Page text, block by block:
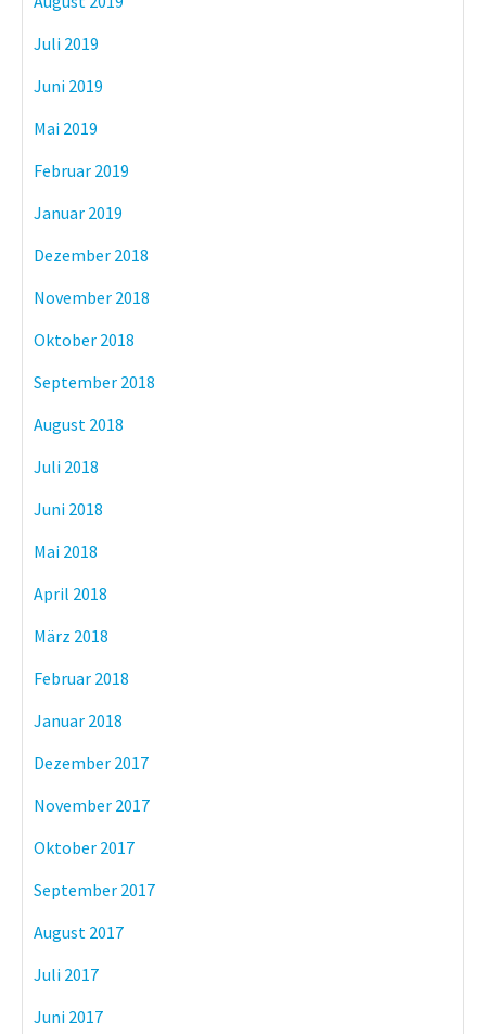
Juli 2019
Juni 2019
Mai 2019
Februar 2019
Januar 2019
Dezember 2018
November 2018
Oktober 2018
September 2018
August 2018
Juli 2018
Juni 2018
Mai 2018
April 2018
März 2018
Februar 2018
Januar 2018
Dezember 2017
November 2017
Oktober 2017
September 2017
August 2017
Juli 2017
Juni 2017